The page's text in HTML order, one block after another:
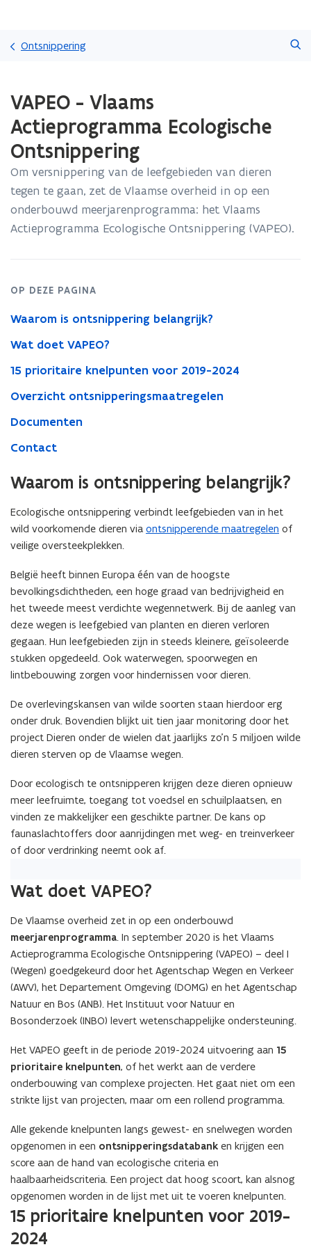
Ontsnippering
met
laden.
zich
op:
VAPEO
Vlaams
Actieprogramma
VAPEO - Vlaams
Actieprogramma Ecologische
Ontsnippering
Om versnippering van de leefgebieden van dieren
tegen te gaan, zet de Vlaamse overheid in op een
onderbouwd meerjarenprogramma: het Vlaams
Actieprogramma Ecologische Ontsnippering (VAPEO).
OP DEZE PAGINA
Waarom is ontsnippering belangrijk?
Wat doet VAPEO?
15 prioritaire knelpunten voor 2019-2024
Overzicht ontsnipperingsmaatregelen
Documenten
Contact
Waarom is ontsnippering belangrijk?
Ecologische ontsnippering verbindt leefgebieden van in het
wild voorkomende dieren via ontsnipperende maatregelen of
veilige oversteekplekken.
België heeft binnen Europa één van de hoogste
bevolkingsdichtheden, een hoge graad van bedrijvigheid en
het tweede meest verdichte wegennetwerk. Bij de aanleg van
deze wegen is leefgebied van planten en dieren verloren
gegaan. Hun leefgebieden zijn in steeds kleinere, geïsoleerde
stukken opgedeeld. Ook waterwegen, spoorwegen en
lintbebouwing zorgen voor hindernissen voor dieren.
De overlevingskansen van wilde soorten staan hierdoor erg
onder druk. Bovendien blijkt uit tien jaar monitoring door het
project Dieren onder de wielen dat jaarlijks zo’n 5 miljoen wilde
dieren sterven op de Vlaamse wegen.
Door ecologisch te ontsnipperen krijgen deze dieren opnieuw
meer leefruimte, toegang tot voedsel en schuilplaatsen, en
vinden ze makkelijker een geschikte partner. De kans op
faunaslachtoffers door aanrijdingen met weg- en treinverkeer
of door verdrinking neemt ook af.
Wat doet VAPEO?
De Vlaamse overheid zet in op een onderbouwd
meerjarenprogramma. In september 2020 is het Vlaams
Actieprogramma Ecologische Ontsnippering (VAPEO) – deel I
(Wegen) goedgekeurd door het Agentschap Wegen en Verkeer
(AWV), het Departement Omgeving (DOMG) en het Agentschap
Natuur en Bos (ANB). Het Instituut voor Natuur en
Bosonderzoek (INBO) levert wetenschappelijke ondersteuning.
Het VAPEO geeft in de periode 2019-2024 uitvoering aan 15
prioritaire knelpunten, of het werkt aan de verdere
onderbouwing van complexe projecten. Het gaat niet om een
strikte lijst van projecten, maar om een rollend programma.
Alle gekende knelpunten langs gewest- en snelwegen worden
opgenomen in een ontsnipperingsdatabank en krijgen een
score aan de hand van ecologische criteria en
haalbaarheidscriteria. Een project dat hoog scoort, kan alsnog
opgenomen worden in de lijst met uit te voeren knelpunten.
15 prioritaire knelpunten voor 2019-
2024